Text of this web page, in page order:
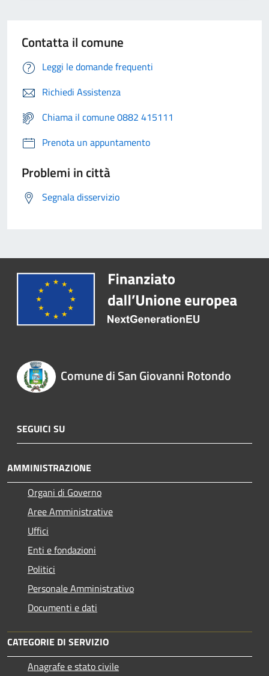
Contatta il comune
Leggi le domande frequenti
Richiedi Assistenza
Chiama il comune 0882 415111
Prenota un appuntamento
Problemi in città
Segnala disservizio
Comune di San Giovanni Rotondo
SEGUICI SU
AMMINISTRAZIONE
Organi di Governo
Aree Amministrative
Uffici
Enti e fondazioni
Politici
Personale Amministrativo
Documenti e dati
CATEGORIE DI SERVIZIO
Anagrafe e stato civile